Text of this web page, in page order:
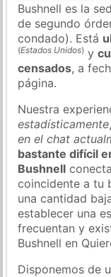
Bushnell es la
de segundo
condado). Está
(Estados Unidos) y
censados, a
página.
Nuestra
estadísticamente
en el chat
bastante difícil
Bushnell
coincidente a tu
una cantidad
establecer una
frecuentan y
Bushnell en
Disponemos de